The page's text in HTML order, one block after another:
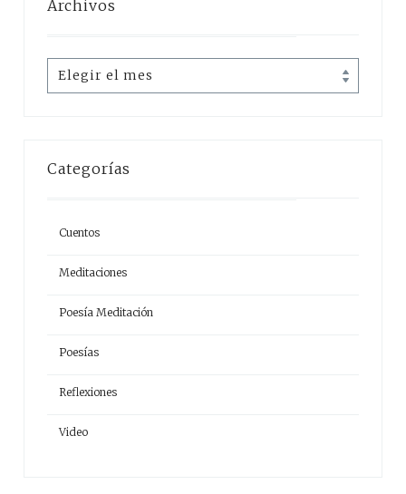
Archivos
Archivos
Categorías
Cuentos
Meditaciones
Poesía Meditación
Poesías
Reflexiones
Video